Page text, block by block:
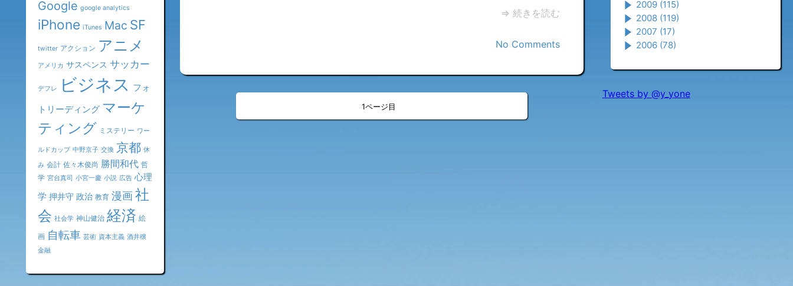
Google google analytics
iPhone iTunes Mac SF
twitter アクション アニメ
アメリカ サスペンス サッカー
デフレ ビジネス フォ
トリーディング マーケ
ティング ミステリー ワー
ルドカップ 中野京子 交換 京都 休
み 会計 佐々木俊尚 勝間和代 哲
学 宮台真司 小宮一慶 小説 広告 心理
学 押井守 政治 教育 漫画社
会 社会学 神山健治 経済 絵
画 自転車 芸術 資本主義 酒井穣
金融
2009 (115)
2008 (119)
2007 (17)
2006 (78)
Tweets by @y_yone
⇒ 続きを読む
No Comments
1